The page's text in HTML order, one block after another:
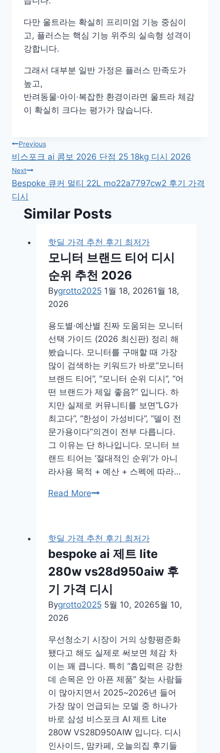
다만 울트라는 확실히 프리미엄 기능 중심이
고, 플러스는 핵심 기능 위주의 실속형 성격이
강합니다.
그래서 대부분 일반 가정은 플러스 만족도가
높고,
반려동물·아이·복잡한 환경이라면 울트라 체감
이 확실히 크다는 평가가 많습니다.
글
탐
색
Previous
비스포크 ai 콤보 2026 단점 25 18kg 디시 2026
Next
Bespoke 큐커 멀티 22L mo22a7797cw2 후기 가격
디시
Similar Posts
핫딜 가격 추천 후기 최저가
모니터 브랜드 티어 디시
순위 추천 2026
Bygrotto2025 1월 18, 20261월 18,
2026
용도별·예산별 진짜 도움되는 모니터
선택 가이드 (2026 최신판) 정리 해
봤습니다. 모니터를 구매할 때 가장
많이 검색하는 키워드가 바로“모니터
브랜드 티어”, “모니터 순위 디시”, “어
떤 브랜드가 제일 좋음?” 입니다. 하
지만 실제로 커뮤니티를 보면“LG가
최고다”, “한성이 가성비다”, “델이 전
문가용이다”의견이 전부 다릅니다.
그 이유는 단 하나입니다. 모니터 브
랜드 티어는 ‘절대적인 순위’가 아니
라사용 목적 + 예산 + 스펙에 따라…
Read More모
랜
드
티
어
디
시
위
추
천
2026
핫딜 가격 추천 후기 최저가
bespoke ai 제트 lite
280w vs28d950aiw 후
기 가격 디시
Bygrotto2025 5월 10, 20265월 10,
2026
무선청소기 시장이 거의 상향평준화
됐다고 해도 실제로 써보면 체감 차
이는 꽤 큽니다. 특히 “흡입력은 강한
데 손목은 안 아픈 제품” 찾는 사람들
이 많아지면서 2025~2026년 들어
가장 많이 언급되는 모델 중 하나가
바로 삼성 비스포크 AI 제트 Lite
280W VS28D950AIW 입니다. 디시
인사이드, 맘카페, 오늘의집 후기들